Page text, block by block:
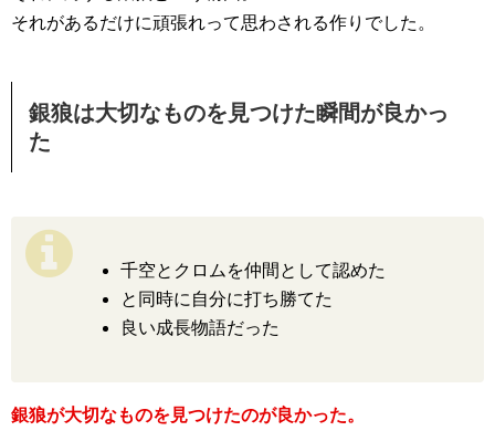
それがあるだけに頑張れって思わされる作りでした。
銀狼は大切なものを見つけた瞬間が良かっ
た
千空とクロムを仲間として認めた
と同時に自分に打ち勝てた
良い成長物語だった
銀狼が大切なものを見つけたのが良かった。